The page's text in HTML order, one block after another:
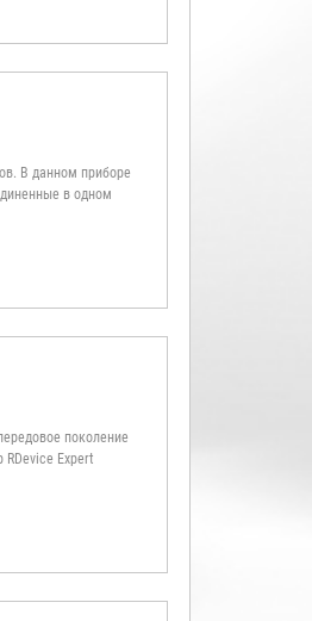
В данном приборе
в одном
...
поколение
Expert